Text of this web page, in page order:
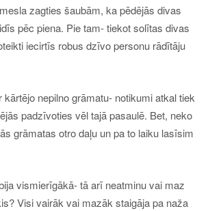
zagties šaubām, ka pēdējās divas
pēc piena. Pie tam- tiekot solītas divas
iecirtīs robus dzīvo personu rādītāju
kārtējo nepilno grāmatu- notikumi atkal tiek
padzīvoties vēl tajā pasaulē. Bet, neko
grāmatas otro daļu un pa to laiku lasīsim
vismierīgākā- tā arī neatminu vai maz
Visi vairāk vai mazāk staigāja pa naža